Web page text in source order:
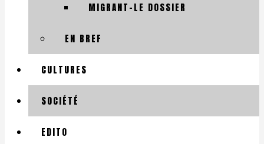
MIGRANT-LE DOSSIER
EN BREF
CULTURES
SOCIÉTÉ
EDITO